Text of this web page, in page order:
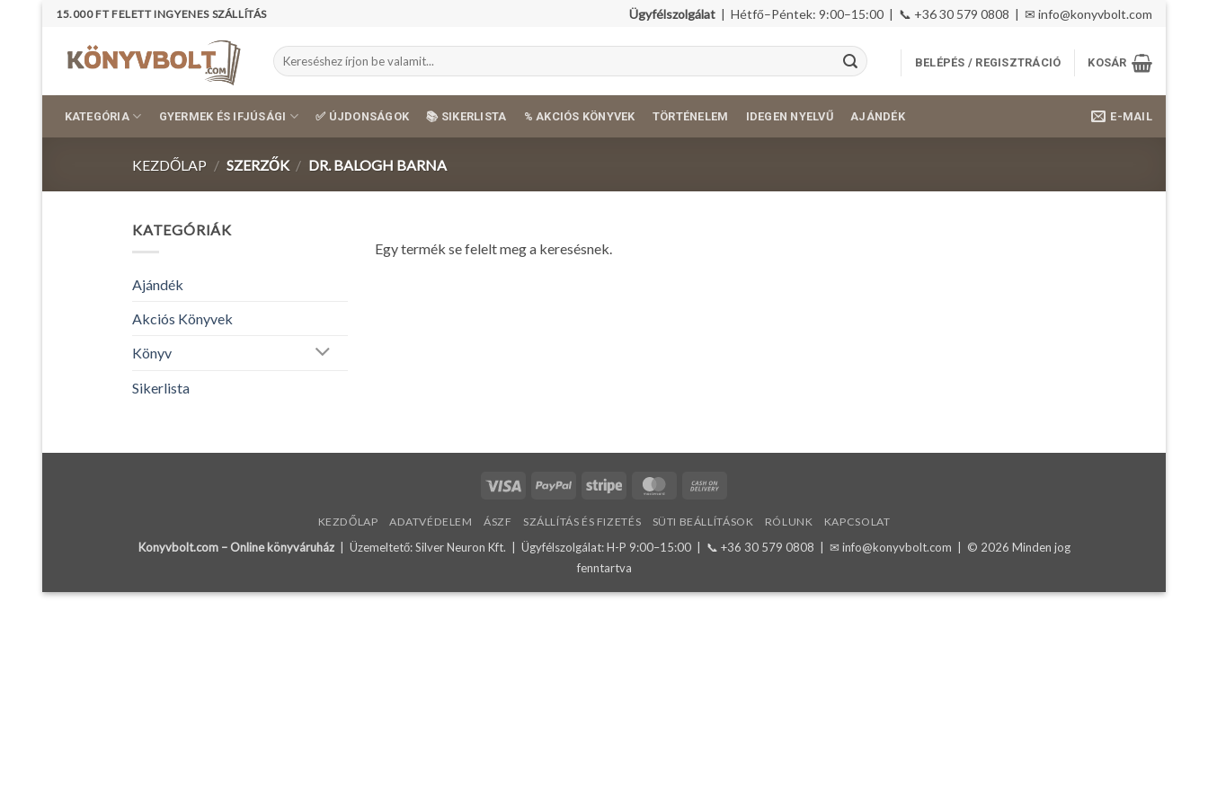
Skip
content
15.000 FT FELETT INGYENES SZÁLLÍTÁS Ügyfélszolgálat | Hétfő–Péntek: 9:00–15:00 | 📞 +36 30 579 0808 | ✉ info@konyvbolt.com
Keresés
a
BELÉPÉS / REGISZTRÁCIÓ KOSÁR
KATEGÓRIA GYERMEK ÉS IFJÚSÁGI ✅ ÚJDONSÁGOK 📚 SIKERLISTA % AKCIÓS KÖNYVEK TÖRTÉNELEM IDEGEN NYELVŰ AJÁNDÉK E-MAIL
KEZDŐLAP / SZERZŐK / DR. BALOGH BARNA
KATEGÓRIÁK
Ajándék
Akciós Könyvek
Könyv
Sikerlista
Egy termék se felelt meg a keresésnek.
Visa PayPal Stripe MasterCard
Delivery
KEZDŐLAP ADATVÉDELEM ÁSZF SZÁLLÍTÁS ÉS FIZETÉS SÜTI BEÁLLÍTÁSOK RÓLUNK KAPCSOLAT
Konyvbolt.com – Online könyváruház| Üzemeltető: Silver Neuron Kft. | Ügyfélszolgálat: H-P 9:00–15:00 | 📞 +36 30 579 0808 | ✉ info@konyvbolt.com | © 2026 Minden jog
fenntartva